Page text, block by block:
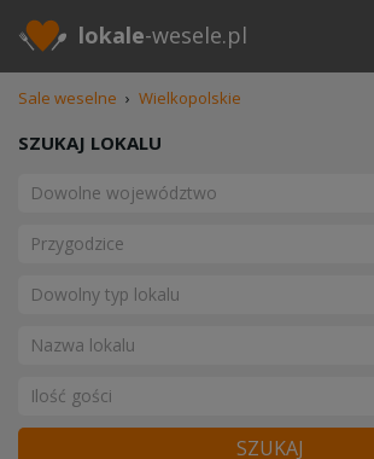
lokale-wesele.pl
Sale weselne › Wielkopolskie
SZUKAJ LOKALU
SZUKAJ